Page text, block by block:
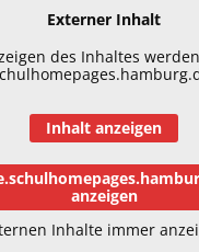
Externer Inhalt
des Inhaltes
Inhalt anzeigen
anzeigen
Inhalte immer